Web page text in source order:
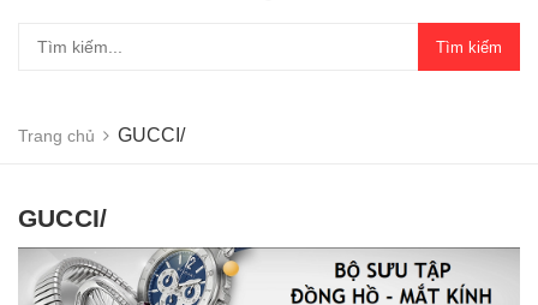
Tìm kiếm
Trang chủ GUCCI/
GUCCI/